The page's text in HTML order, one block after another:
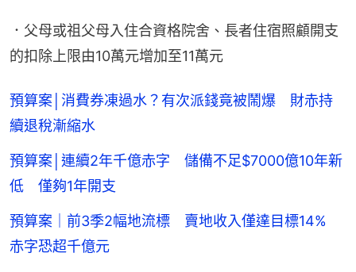
．父母或祖父母入住合資格院舍、長者住宿照顧開支
的扣除上限由10萬元增加至11萬元
預算案│消費券凍過水？有次派錢竟被鬧爆 財赤持
續退稅漸縮水
預算案│連續2年千億赤字 儲備不足$7000億10年新
低 僅夠1年開支
預算案｜前3季2幅地流標 賣地收入僅達目標14%
赤字恐超千億元